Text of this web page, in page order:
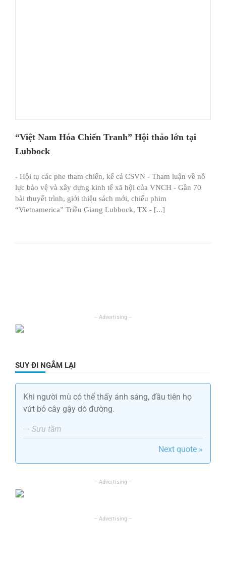
“Việt Nam Hóa Chiến Tranh” Hội thảo lớn tại
Lubbock
- Hội tụ các phe tham chiến, kể cả CSVN - Tham luận về nỗ
lực bảo vệ và xây dựng kinh tế xã hội của VNCH - Gần 70
bài thuyết trình, giới thiệu sách mới, chiếu phim
“Vietnamerica” Triều Giang Lubbock, TX - [...]
SUY ĐI NGẪM LẠI
Khi người mù có thể thấy ánh sáng, đầu tiên họ
vứt bỏ cây gậy dò đường.
— Sưu tầm
Next quote »